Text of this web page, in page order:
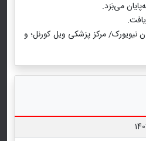
می‌بَرَد.
مرکز پزشکی ویل کورنل؛ و